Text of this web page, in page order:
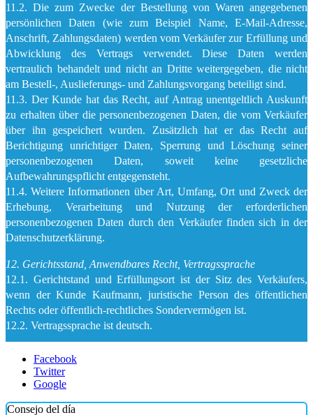
11.2. Die zum Zwecke der Bestellung von Waren angegebenen
persönlichen Daten (wie zum Beispiel Name, E-Mail-Adresse,
Anschrift, Zahlungsdaten) werden vom Verkäufer zur Erfüllung und
Abwicklung des Vertrags verwendet. Diese Daten werden
vertraulich behandelt und nicht an Dritte weitergegeben, die nicht
am Bestell-, Auslieferungs- und Zahlungsvorgang beteiligt sind.
11.3. Der Kunde hat das Recht, auf Antrag unentgeltlich Auskunft
zu erhalten über die personenbezogenen Daten, die vom Verkäufer
über ihn gespeichert wurden. Zusätzlich hat er das Recht auf
Berichtigung unrichtiger Daten, Sperrung und Löschung seiner
personenbezogenen Daten, soweit keine gesetzliche
Aufbewahrungspflicht entgegensteht.
11.4. Weitere Informationen über Art, Umfang, Ort und Zweck der
Erhebung, Verarbeitung und Nutzung der erforderlichen
personenbezogenen Daten durch den Verkäufer finden sich in der
Datenschutzerklärung.
12. Gerichtsstand, Anwendbares Recht, Vertragssprache
12.1. Gerichtstand und Erfüllungsort ist der Sitz des Verkäufers,
wenn der Kunde Kaufmann, juristische Person des öffentlichen
Rechts oder öffentlich-rechtliches Sondervermögen ist.
12.2. Vertragssprache ist deutsch.
Facebook
Twitter
Google
Consejo del día